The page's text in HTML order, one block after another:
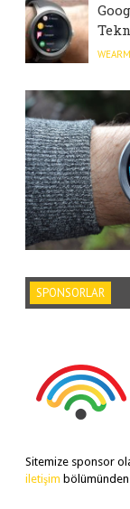
SPONSORLAR
Sitemize sponsor
iletişim